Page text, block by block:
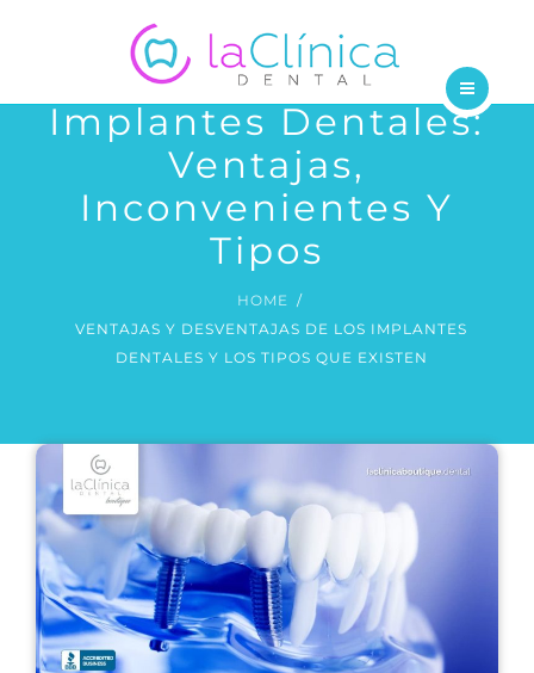
TRATAMIENTOS
CONTÁCTANOS
INICIO
Implantes Dentales:
Ventajas,
Inconvenientes Y
Tipos
HOME
VENTAJAS Y DESVENTAJAS DE LOS IMPLANTES
DENTALES Y LOS TIPOS QUE EXISTEN